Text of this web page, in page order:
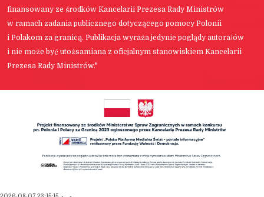
finansowany ze środków Kancelarii Prezesa Rady Ministrów
w ramach zadania publicznego dotyczącego pomocy Polonii
i Polakom za granicą. Publikacja wyraża jedynie poglądy autora/ów
i nie może być utożsamiana z oficjalnym stanowiskiem Kancelarii
Prezesa Rady Ministrów."